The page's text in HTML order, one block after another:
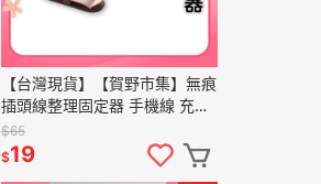
【台灣現貨】【賀野市集】無痕
插頭線整理固定器 手機線 充電
線 繞線器 方便 整潔 大方 撞色
簡約造型 牆面 免釘
$65
$19